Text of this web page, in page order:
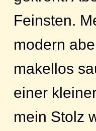
Feinsten.
modern
makellos
einer
mein Stolz